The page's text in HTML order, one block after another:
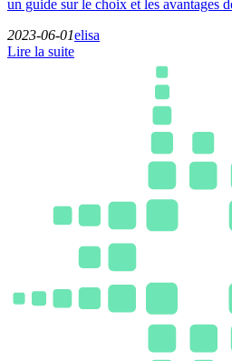
un guide sur le choix et les avantages
2023-06-01elisa
Lire la suite